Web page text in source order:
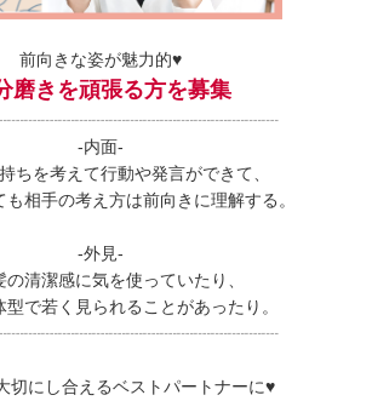
前向きな姿が魅力的♥
磨きを頑張る方を募集
-内面-
ちを考えて行動や発言ができて、
相手の考え方は前向きに理解する。
-外見-
の清潔感に気を使っていたり、
型で若く見られることがあったり。
切にし合えるベストパートナーに♥